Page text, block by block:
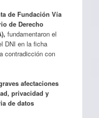
de Fundación Vía
de Derecho
fundamentaron el
DNI en la ficha
contradicción con
afectaciones
privacidad y
de datos